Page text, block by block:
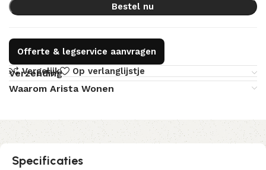
Bestel nu
Offerte & legservice aanvragen
Vergelijk
Op verlanglijstje
Verzending
Waarom Arista Wonen
Specificaties